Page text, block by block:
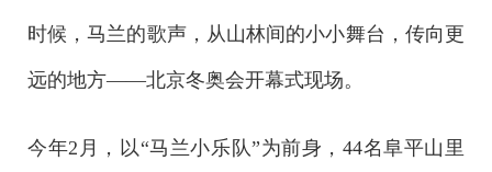
时候，马兰的歌声，从山林间的小小舞台，传向更
远的地方——北京冬奥会开幕式现场。
今年2月，以“马兰小乐队”为前身，44名阜平山里